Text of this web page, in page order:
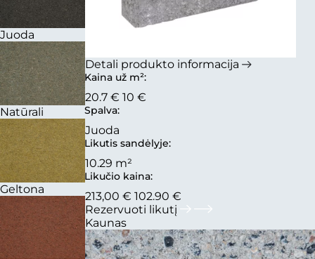
Juoda
Natūrali
Geltona
Detali produkto informacija
Kaina už m²:
20.7 € 10 €
Spalva:
Juoda
Likutis sandėlyje:
10.29 m²
Likučio kaina:
213,00 € 102.90 €
Rezervuoti likutį
Kaunas